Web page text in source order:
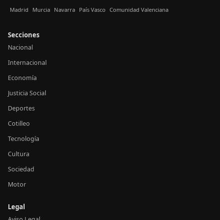
Madrid Murcia Navarra País Vasco Comunidad Valenciana
Secciones
Nacional
Internacional
Economía
Justicia Social
Deportes
Cotilleo
Tecnología
Cultura
Sociedad
Motor
Legal